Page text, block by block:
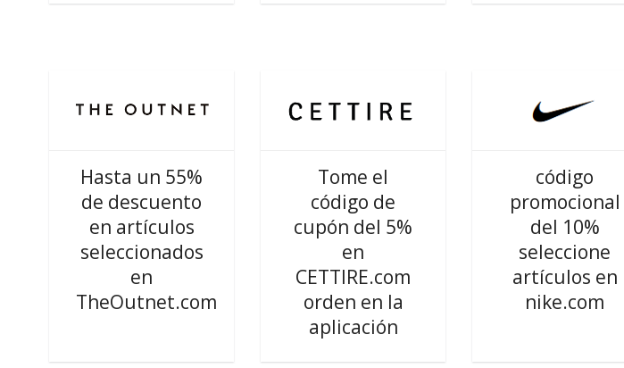
Hasta un 55%
de descuento
en artículos
seleccionados
en
TheOutnet.com
Tome el
código de
cupón del 5%
en
CETTIRE.com
orden en la
aplicación
código
promocional
del 10%
seleccione
artículos en
nike.com